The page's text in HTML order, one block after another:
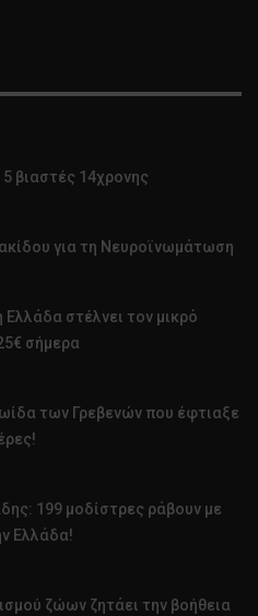
βιαστές 14χρονης
για τη Νευροϊνωμάτωση
Ελλάδα στέλνει τον μικρό
σήμερα
των Γρεβενών που έφτιαξε
199 μοδίστρες ράβουν με
Ελλάδα!
ζώων ζητάει την βοήθεια